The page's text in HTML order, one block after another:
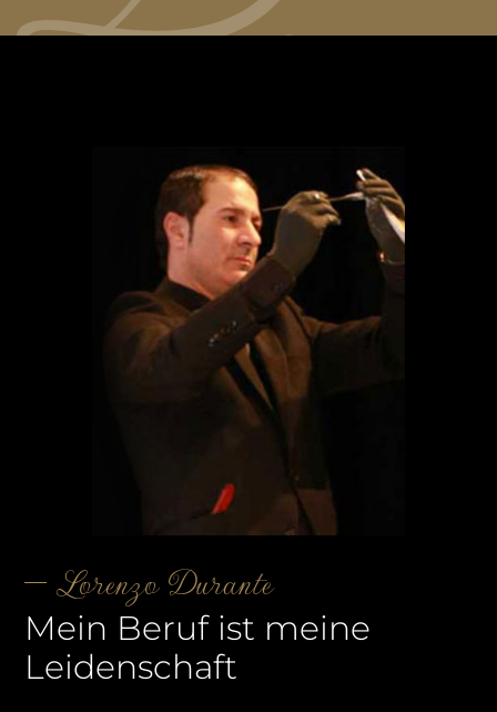
Lorenzo Durante
Mein Beruf ist meine
Leidenschaft